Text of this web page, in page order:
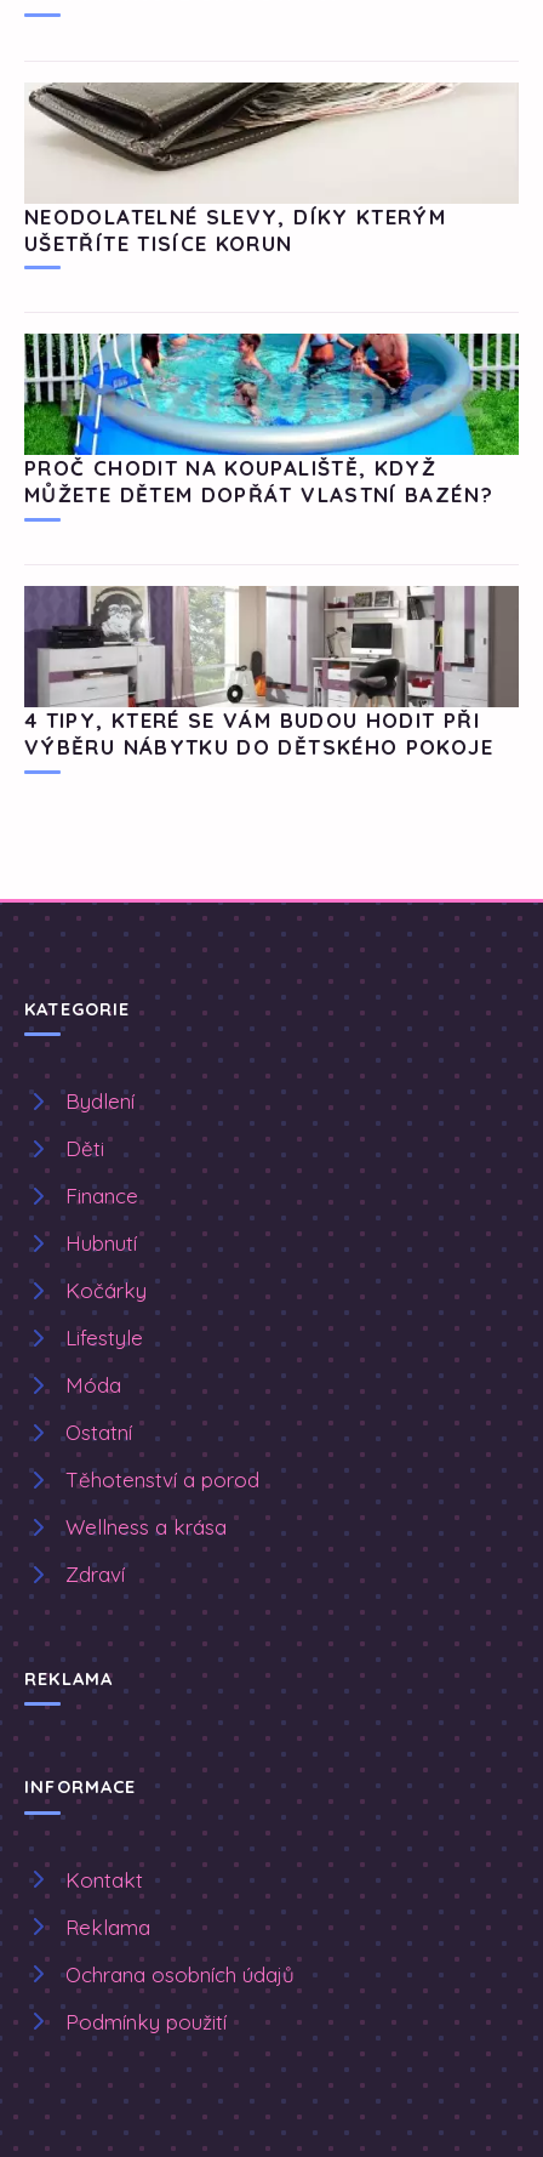
NEODOLATELNÉ SLEVY, DÍKY KTERÝM
UŠETŘÍTE TISÍCE KORUN
PROČ CHODIT NA KOUPALIŠTĚ, KDYŽ
MŮŽETE DĚTEM DOPŘÁT VLASTNÍ BAZÉN?
4 TIPY, KTERÉ SE VÁM BUDOU HODIT PŘI
VÝBĚRU NÁBYTKU DO DĚTSKÉHO POKOJE
KATEGORIE
Bydlení
Děti
Finance
Hubnutí
Kočárky
Lifestyle
Móda
Ostatní
Těhotenství a porod
Wellness a krása
Zdraví
REKLAMA
INFORMACE
Kontakt
Reklama
Ochrana osobních údajů
Podmínky použití